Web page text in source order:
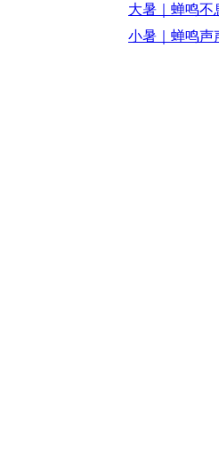
大暑｜蝉鸣不
小暑｜蝉鸣声